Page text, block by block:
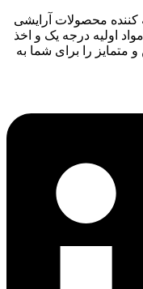
کننده محصولات آرایشی
اولیه درجه یک و اخذ
متمایز را برای شما به